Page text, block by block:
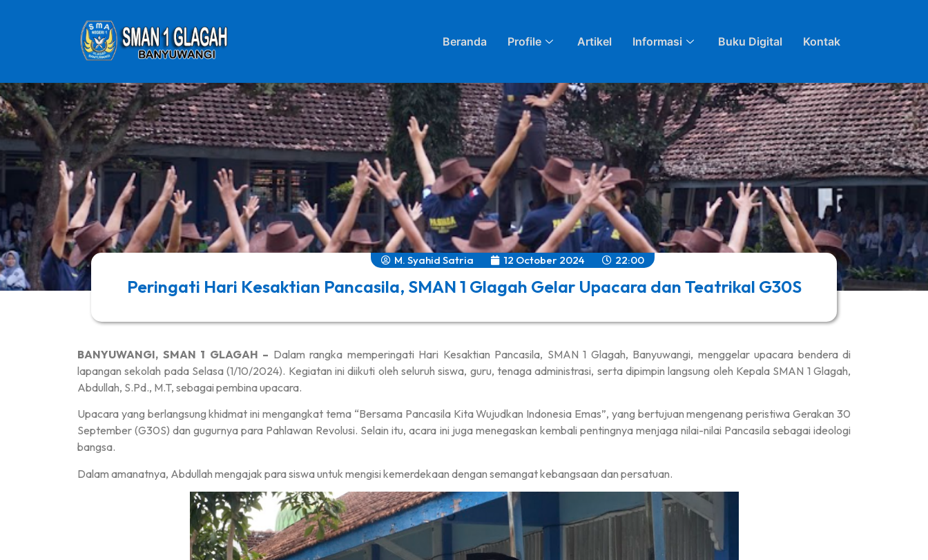
Beranda Profile Artikel Informasi Buku Digital Kontak
M. Syahid Satria 12 October 2024 22:00
Peringati Hari Kesaktian Pancasila, SMAN 1 Glagah Gelar Upacara dan Teatrikal G30S
BANYUWANGI, SMAN 1 GLAGAH – Dalam rangka memperingati Hari Kesaktian Pancasila, SMAN 1 Glagah, Banyuwangi, menggelar upacara bendera di
lapangan sekolah pada Selasa (1/10/2024). Kegiatan ini diikuti oleh seluruh siswa, guru, tenaga administrasi, serta dipimpin langsung oleh Kepala SMAN 1 Glagah,
Abdullah, S.Pd., M.T, sebagai pembina upacara.
Upacara yang berlangsung khidmat ini mengangkat tema “Bersama Pancasila Kita Wujudkan Indonesia Emas”, yang bertujuan mengenang peristiwa Gerakan 30
September (G30S) dan gugurnya para Pahlawan Revolusi. Selain itu, acara ini juga menegaskan kembali pentingnya menjaga nilai-nilai Pancasila sebagai ideologi
bangsa.
Dalam amanatnya, Abdullah mengajak para siswa untuk mengisi kemerdekaan dengan semangat kebangsaan dan persatuan.